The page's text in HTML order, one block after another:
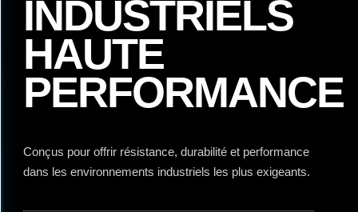
INDUSTRIELS
HAUTE
PERFORMANCE
Conçus pour offrir résistance, durabilité et performance
dans les environnements industriels les plus exigeants.